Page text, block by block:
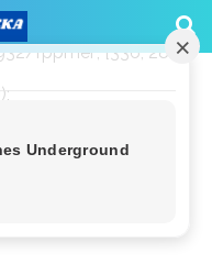
|| {cmd: []};
rppmer', [336, 280],